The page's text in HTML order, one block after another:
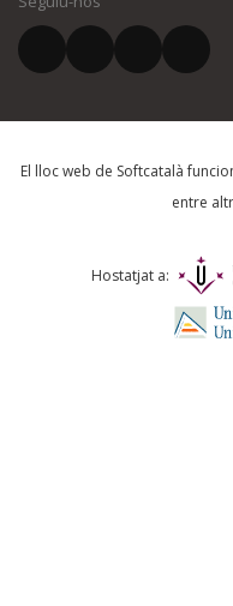
El vostre correu
Què proposeu?
Comentari *
El lloc web de Softcatalà
entre
Hostatjat a: